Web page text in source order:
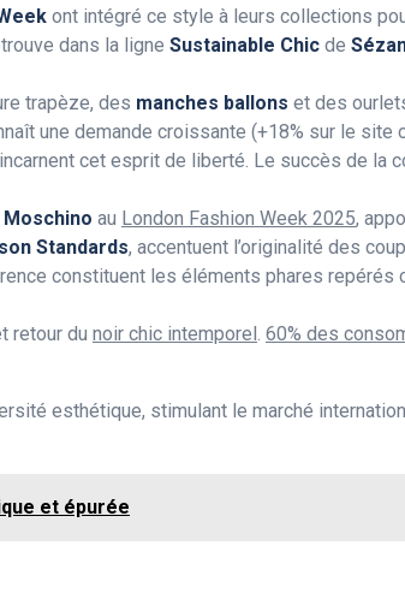
ont intégré ce style à leurs collections
dans la ligne Sustainable Chic de
trapèze, des manches ballons et des
une demande croissante (+18% sur le site
cet esprit de liberté. Le succès de la
Moschino au London Fashion Week 2025,
Standards, accentuent l’originalité des
constituent les éléments phares repérés
retour du noir chic intemporel. 60% des
esthétique, stimulant le marché
et épurée